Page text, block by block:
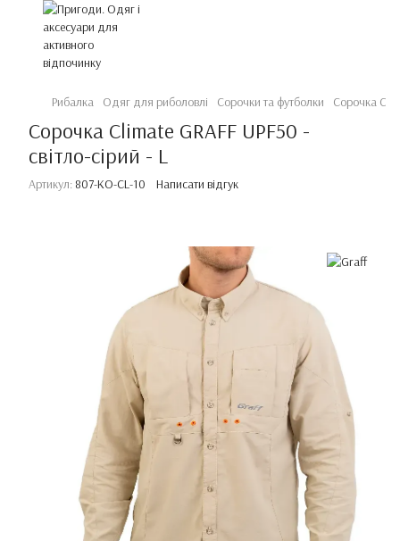
Рибалка Одяг для риболовлі Сорочки та футболки Сорочка
Сорочка Climate GRAFF UPF50 -
світло-сірий - L
Артикул: 807-KO-CL-10 Написати відгук